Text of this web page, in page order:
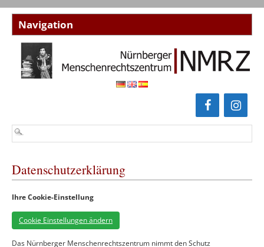
Datenschutzerklärung
Ihre Cookie-Einstellung
Cookie Einstellungen ändern
Das Nürnberger Menschenrechtszentrum nimmt den Schutz